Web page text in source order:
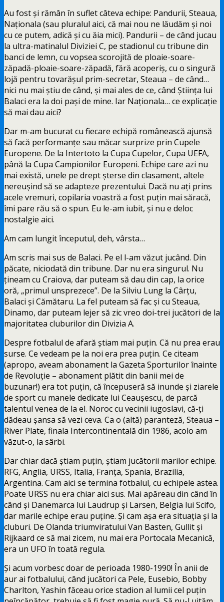
Au fost și rămân în suflet câteva echipe: Pandurii, Steaua,
Naționala (sau pluralul aici, că mai nou ne lăudăm și noi
cu ce putem, adică și cu ăia mici). Pandurii – de când jucau
la ultra-matinalul Diviziei C, pe stadionul cu tribune din
banci de lemn, cu vopsea scorojită de ploaie-soare-
zăpadă-ploaie-soare-zăpadă, fără acoperiș, cu o singură
lojă pentru tovarășul prim-secretar, Steaua – de când…
nici nu mai știu de când, și mai ales de ce, când Știința lui
Balaci era la doi pași de mine. Iar Naționala… ce explicație
să mai dau aici?
Dar m-am bucurat cu fiecare echipă românească ajunsă
să facă performanțe sau măcar surprize prin Cupele
Europene. De la Intertoto la Cupa Cupelor, Cupa UEFA,
până la Cupa Campionilor Europeni. Echipe care azi nu
mai există, unele pe drept șterse din clasament, altele
nereușind să se adapteze prezentului. Dacă nu ați prins
acele vremuri, copilaria voastră a fost puțin mai săracă,
îmi pare rău să o spun. Eu le-am iubit, și nu e deloc
nostalgie aici.
Am cam lungit începutul, deh, vârsta…
Am scris mai sus de Balaci. Pe el l-am văzut jucând. Din
păcate, niciodată din tribune. Dar nu era singurul. Nu
țineam cu Craiova, dar puteam să dau din cap, la orice
oră, „primul unsprezece”. De la Silviu Lung la Cârțu,
Balaci și Cămătaru. La fel puteam să fac și cu Steaua,
Dinamo, dar puteam lejer să zic vreo doi-trei jucători de la
majoritatea cluburilor din Divizia A.
Despre fotbalul de afară știam mai puțin. Că nu prea erau
surse. Ce vedeam pe la noi era prea puțin. Ce citeam
(apropo, aveam abonament la Gazeta Sporturilor înainte
de Revoluție – abonament plătit din banii mei de
buzunar!) era tot puțin, că începuseră să inunde și ziarele
de sport cu manele dedicate lui Ceaușescu, de parcă
talentul venea de la el. Noroc cu vecinii iugoslavi, că-ți
dădeau șansa să vezi ceva. Ca o (altă) paranteză, Steaua –
River Plate, finala Intercontinentală din 1986, acolo am
văzut-o, la sârbi.
Dar chiar dacă știam puțin, știam jucătorii marilor echipe.
RFG, Anglia, URSS, Italia, Franța, Spania, Brazilia,
Argentina. Cam aici se termina fotbalul, cu echipele astea.
Poate URSS nu era chiar aici sus. Mai apăreau din când în
când și Danemarca lui Laudrup și Larsen, Belgia lui Scifo,
dar marile echipe erau puține. Și cam așa era situația și la
cluburi. De Olanda triumviratului Van Basten, Gullit și
Rijkaard ce să mai zicem, nu mai era Portocala Mecanică,
era un UFO în toată regula.
Și acum vorbesc doar de perioada 1980-1990! În anii de
aur ai fotbalului, când jucători ca Pele, Eusebio, Bobby
Charlton, Yashin făceau orice stadion al lumii cel puțin